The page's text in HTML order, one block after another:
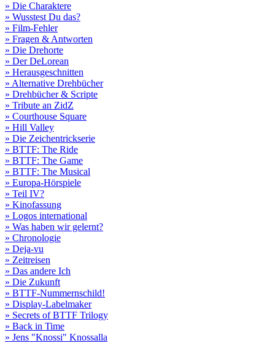
» Die Charaktere
» Wusstest Du das?
» Film-Fehler
» Fragen & Antworten
» Die Drehorte
» Der DeLorean
» Herausgeschnitten
» Alternative Drehbücher
» Drehbücher & Scripte
» Tribute an ZidZ
» Courthouse Square
» Hill Valley
» Die Zeichentrickserie
» BTTF: The Ride
» BTTF: The Game
» BTTF: The Musical
» Europa-Hörspiele
» Teil IV?
» Kinofassung
» Logos international
» Was haben wir gelernt?
» Chronologie
» Deja-vu
» Zeitreisen
» Das andere Ich
» Die Zukunft
» BTTF-Nummernschild!
» Display-Labelmaker
» Secrets of BTTF Trilogy
» Back in Time
» Jens "Knossi" Knossalla